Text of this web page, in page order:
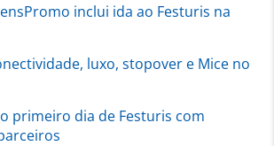
inclui ida ao Festuris na
luxo, stopover e Mice no
primeiro dia de Festuris com